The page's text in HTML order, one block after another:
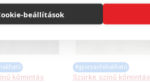
beállítások
kőmintás
#gyorsanfelrakható
Szürke színű kőmintás